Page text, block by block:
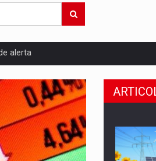
alerta
pot risca retragerea produselor din